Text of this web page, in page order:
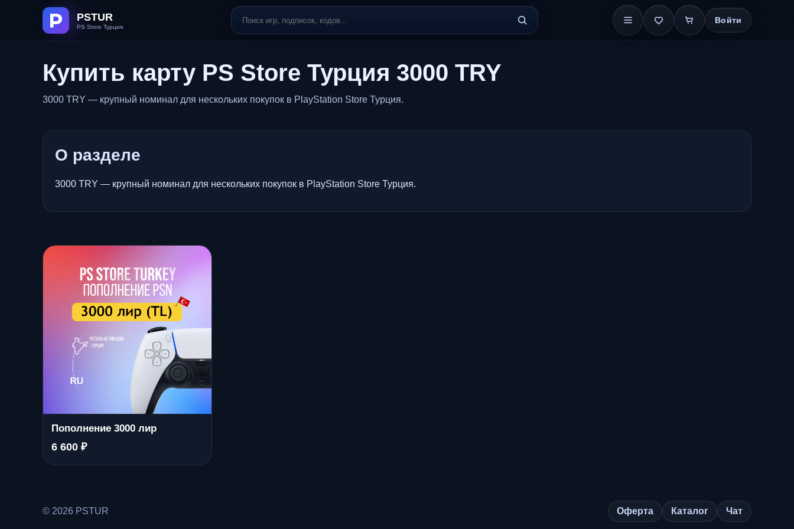
Войти
Купить карту PS Store Турция 3000 TRY
3000 TRY — крупный номинал для нескольких покупок в PlayStation Store Турция.
О разделе
3000 TRY — крупный номинал для нескольких покупок в PlayStation Store Турция.
Пополнение 3000 лир
6 600 ₽
© 2026 PSTUR Оферта Каталог Чат